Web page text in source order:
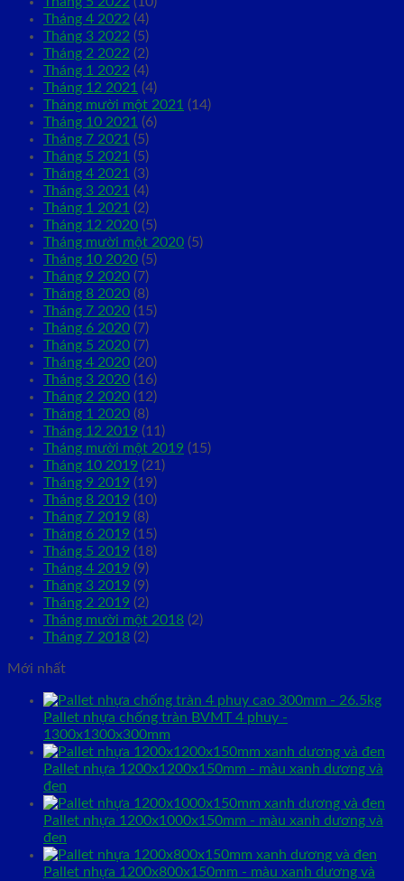
Tháng 4 2022 (4)
Tháng 3 2022 (5)
Tháng 2 2022 (2)
Tháng 1 2022 (4)
Tháng 12 2021 (4)
Tháng mười một 2021 (14)
Tháng 10 2021 (6)
Tháng 7 2021 (5)
Tháng 5 2021 (5)
Tháng 4 2021 (3)
Tháng 3 2021 (4)
Tháng 1 2021 (2)
Tháng 12 2020 (5)
Tháng mười một 2020 (5)
Tháng 10 2020 (5)
Tháng 9 2020 (7)
Tháng 8 2020 (8)
Tháng 7 2020 (15)
Tháng 6 2020 (7)
Tháng 5 2020 (7)
Tháng 4 2020 (20)
Tháng 3 2020 (16)
Tháng 2 2020 (12)
Tháng 1 2020 (8)
Tháng 12 2019 (11)
Tháng mười một 2019 (15)
Tháng 10 2019 (21)
Tháng 9 2019 (19)
Tháng 8 2019 (10)
Tháng 7 2019 (8)
Tháng 6 2019 (15)
Tháng 5 2019 (18)
Tháng 4 2019 (9)
Tháng 3 2019 (9)
Tháng 2 2019 (2)
Tháng mười một 2018 (2)
Tháng 7 2018 (2)
Mới nhất
Pallet nhựa chống tràn BVMT 4 phuy -
1300x1300x300mm
Pallet nhựa 1200x1200x150mm - màu xanh dương và
đen
Pallet nhựa 1200x1000x150mm - màu xanh dương và
đen
Pallet nhựa 1200x800x150mm - màu xanh dương và